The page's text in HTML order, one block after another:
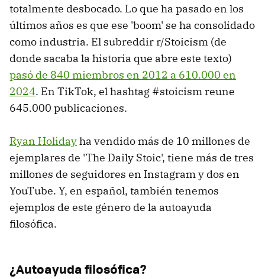
totalmente desbocado. Lo que ha pasado en los
últimos años es que ese 'boom' se ha consolidado
como industria. El subreddir r/Stoicism (de
donde sacaba la historia que abre este texto)
pasó de 840 miembros en 2012 a 610.000 en
2024. En TikTok, el hashtag #stoicism reune
645.000 publicaciones.
Ryan Holidayha vendido más de 10 millones de
ejemplares de 'The Daily Stoic', tiene más de tres
millones de seguidores en Instagram y dos en
YouTube. Y, en español, también tenemos
ejemplos de este género de la autoayuda
filosófica.
¿Autoayuda filosófica?